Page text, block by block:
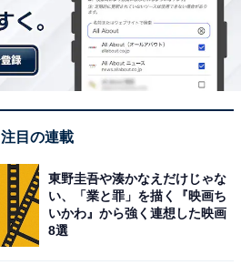
注目の連載
東野圭吾や湊かなえだけじゃな
い、「業と罪」を描く『映画ち
いかわ』から強く連想した映画
8選